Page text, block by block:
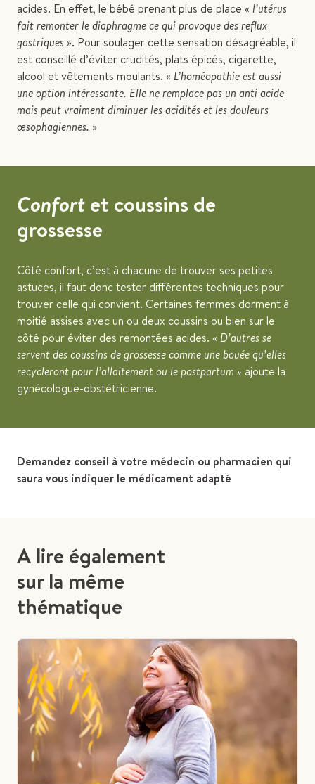
acides. En effet, le bébé prenant plus de place « l’utérus
fait remonter le diaphragme ce qui provoque des reflux
gastriques ». Pour soulager cette sensation désagréable, il
est conseillé d’éviter crudités, plats épicés, cigarette,
alcool et vêtements moulants. « L’homéopathie est aussi
une option intéressante. Elle ne remplace pas un anti acide
mais peut vraiment diminuer les acidités et les douleurs
œsophagiennes. »
Confortet coussins de
grossesse
Côté confort, c’est à chacune de trouver ses petites
astuces, il faut donc tester différentes techniques pour
trouver celle qui convient. Certaines femmes dorment à
moitié assises avec un ou deux coussins ou bien sur le
côté pour éviter des remontées acides. « D’autres se
servent des coussins de grossesse comme une bouée qu’elles
recycleront pour l’allaitement ou le postpartum » ajoute la
gynécologue-obstétricienne.
Demandez conseil à votre médecin ou pharmacien qui
saura vous indiquer le médicament adapté
A lire également
sur la même
thématique